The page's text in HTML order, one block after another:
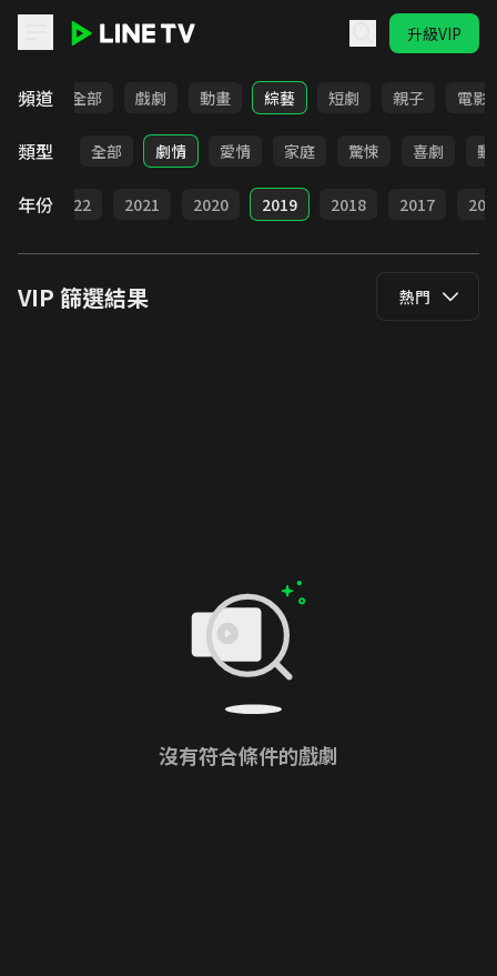
升級VIP
頻道 全部 戲劇 動畫 綜藝 短劇 親子 電影
類型 全部 劇情 愛情 家庭 驚悚 喜劇 動
年份 2022 2021 2020 2019 2018 2017
VIP 篩選結果 熱門
沒有符合條件的戲劇